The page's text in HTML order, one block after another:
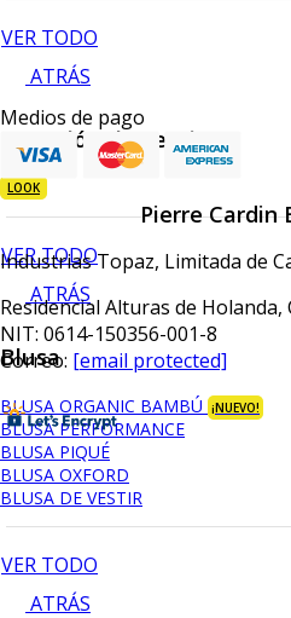
VER TODO
ATRÁS
Pantalón de vestir
LOOK
VER TODO
ATRÁS
Blusa
BLUSA ORGANIC BAMBÚ ¡NUEVO!
BLUSA PERFORMANCE
BLUSA PIQUÉ
BLUSA OXFORD
BLUSA DE VESTIR
VER TODO
ATRÁS
Medios de pago
Pierre Cardin
Industrias Topaz, Limitada de
Residencial Alturas de
NIT: 0614-150356-001-8
Correo: [email protected]